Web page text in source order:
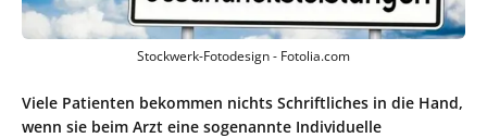
Stockwerk-Fotodesign - Fotolia.com
Viele Patienten bekommen nichts Schriftliches in die Hand,
wenn sie beim Arzt eine sogenannte Individuelle